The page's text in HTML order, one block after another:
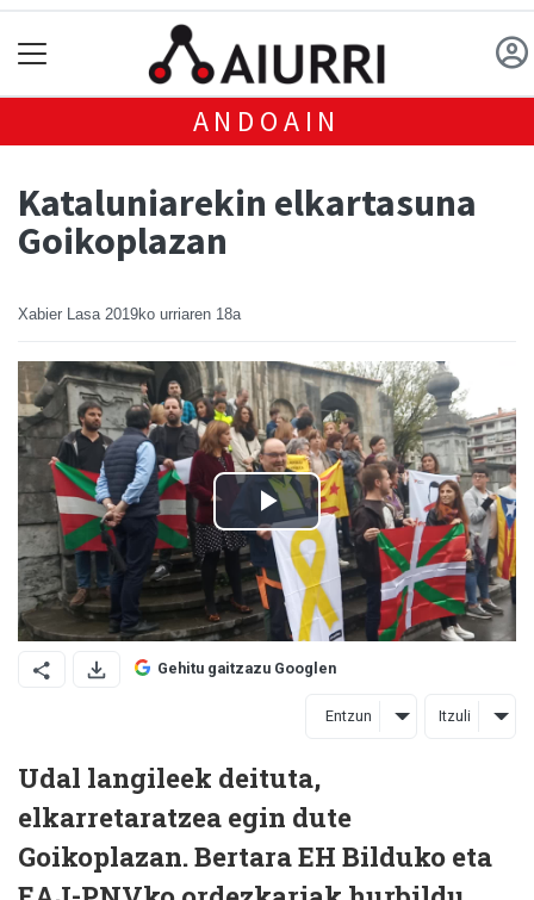
ANDOAIN
Kataluniarekin elkartasuna
Goikoplazan
Xabier Lasa 2019ko urriaren 18a
Gehitu gaitzazu Googlen
Entzun Itzuli
Udal langileek deituta,
elkarretaratzea egin dute
Goikoplazan. Bertara EH Bilduko eta